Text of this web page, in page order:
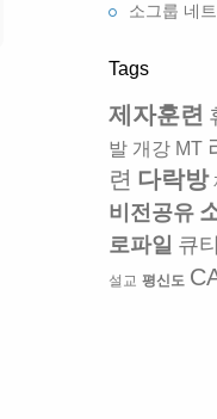
소그룹 네
Tags
제자훈련
발 개강 MT
련 다락방
비전공유
로파일 큐
설교 평신도